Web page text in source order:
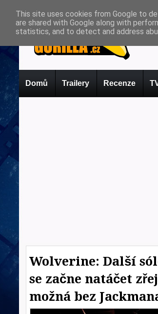
Domů Trailery Recenze
Wolverine: Další
se začne natáčet
možná bez
This site uses cookies from Google to
are shared with Google along with
statistics, and to detect and address